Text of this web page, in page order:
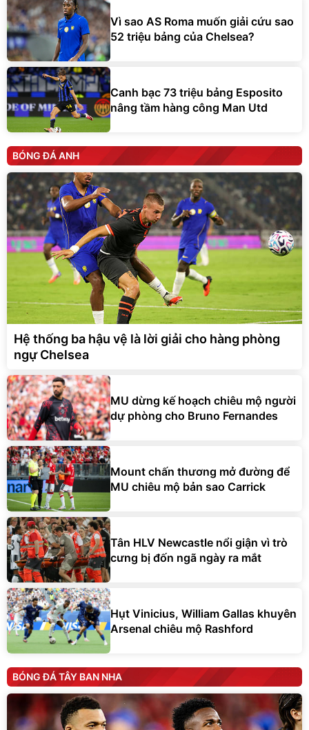
Vì sao AS Roma muốn giải cứu sao
52 triệu bảng của Chelsea?
Canh bạc 73 triệu bảng Esposito
nâng tầm hàng công Man Utd
BÓNG ĐÁ ANH
Hệ thống ba hậu vệ là lời giải cho hàng phòng
ngự Chelsea
MU dừng kế hoạch chiêu mộ người
dự phòng cho Bruno Fernandes
Mount chấn thương mở đường để
MU chiêu mộ bản sao Carrick
Tân HLV Newcastle nổi giận vì trò
cưng bị đốn ngã ngày ra mắt
Hụt Vinicius, William Gallas khuyên
Arsenal chiêu mộ Rashford
BÓNG ĐÁ TÂY BAN NHA